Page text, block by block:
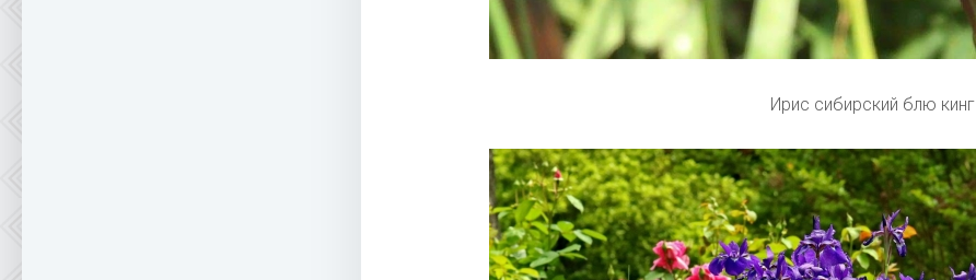
Ирис сибирский блю кинг